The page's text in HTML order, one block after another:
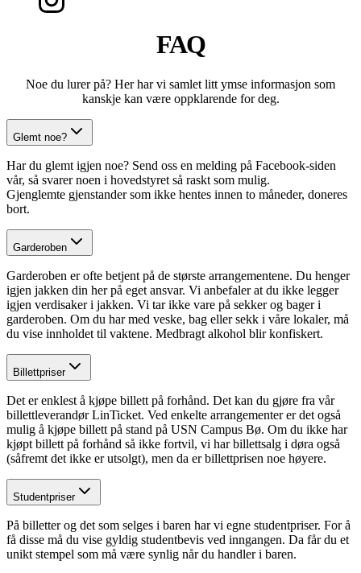
FAQ
Noe du lurer på? Her har vi samlet litt ymse informasjon som
kanskje kan være oppklarende for deg.
Glemt noe?
Har du glemt igjen noe? Send oss en melding på Facebook-siden
vår, så svarer noen i hovedstyret så raskt som mulig.
Gjenglemte gjenstander som ikke hentes innen to måneder, doneres
bort.
Garderoben
Garderoben er ofte betjent på de største arrangementene. Du henger
igjen jakken din her på eget ansvar. Vi anbefaler at du ikke legger
igjen verdisaker i jakken. Vi tar ikke vare på sekker og bager i
garderoben. Om du har med veske, bag eller sekk i våre lokaler, må
du vise innholdet til vaktene. Medbragt alkohol blir konfiskert.
Billettpriser
Det er enklest å kjøpe billett på forhånd. Det kan du gjøre fra vår
billettleverandør LinTicket. Ved enkelte arrangementer er det også
mulig å kjøpe billett på stand på USN Campus Bø. Om du ikke har
kjøpt billett på forhånd så ikke fortvil, vi har billettsalg i døra også
(såfremt det ikke er utsolgt), men da er billettprisen noe høyere.
Studentpriser
På billetter og det som selges i baren har vi egne studentpriser. For å
få disse må du vise gyldig studentbevis ved inngangen. Da får du et
unikt stempel som må være synlig når du handler i baren.